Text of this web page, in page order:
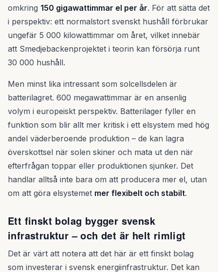
omkring 150 gigawattimmar el per år. För att sätta det
i perspektiv: ett normalstort svenskt hushåll förbrukar
ungefär 5 000 kilowattimmar om året, vilket innebär
att Smedjebackenprojektet i teorin kan försörja runt
30 000 hushåll.
Men minst lika intressant som solcellsdelen är
batterilagret. 600 megawattimmar är en ansenlig
volym i europeiskt perspektiv. Batterilager fyller en
funktion som blir allt mer kritisk i ett elsystem med hög
andel väderberoende produktion – de kan lagra
överskottsel när solen skiner och mata ut den när
efterfrågan toppar eller produktionen sjunker. Det
handlar alltså inte bara om att producera mer el, utan
om att göra elsystemet mer flexibelt och stabilt.
Ett finskt bolag bygger svensk
infrastruktur – och det är helt rimligt
Det är värt att notera att det här är ett finskt bolag
som investerar i svensk energiinfrastruktur. Det kan